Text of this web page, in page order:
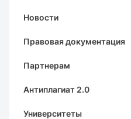
Новости
Правовая документация
Партнерам
Антиплагиат 2.0
Университеты